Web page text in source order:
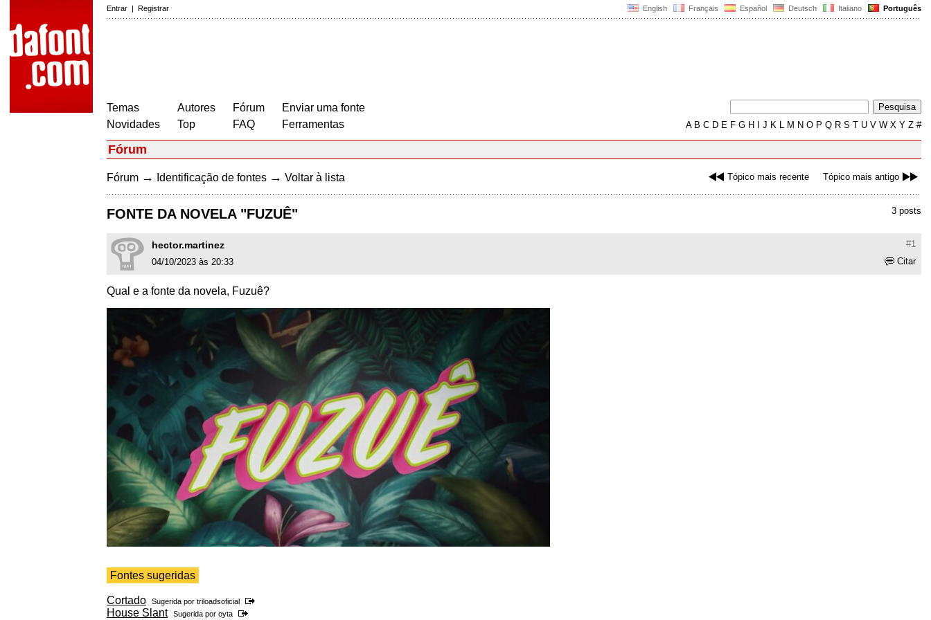
English Français Español Deutsch Italiano Português
Entrar | Registrar
Temas
Novidades
Autores
Top
Fórum
FAQ
Enviar uma fonte
Ferramentas
AB C D E F G H J K L M N O P Q R S T U V W X Y Z #
Fórum
Tópico mais recente Tópico mais antigo
Fórum → Identificação de fontes → Voltar à lista
3 posts
FONTE DA NOVELA "FUZUÊ"
#1
hector.martinez
Citar
04/10/2023 às 20:33
Qual e a fonte da novela, Fuzuê?
Fontes sugeridas
Cortado Sugerida por triloadsoficial
House Slant Sugerida por oyta